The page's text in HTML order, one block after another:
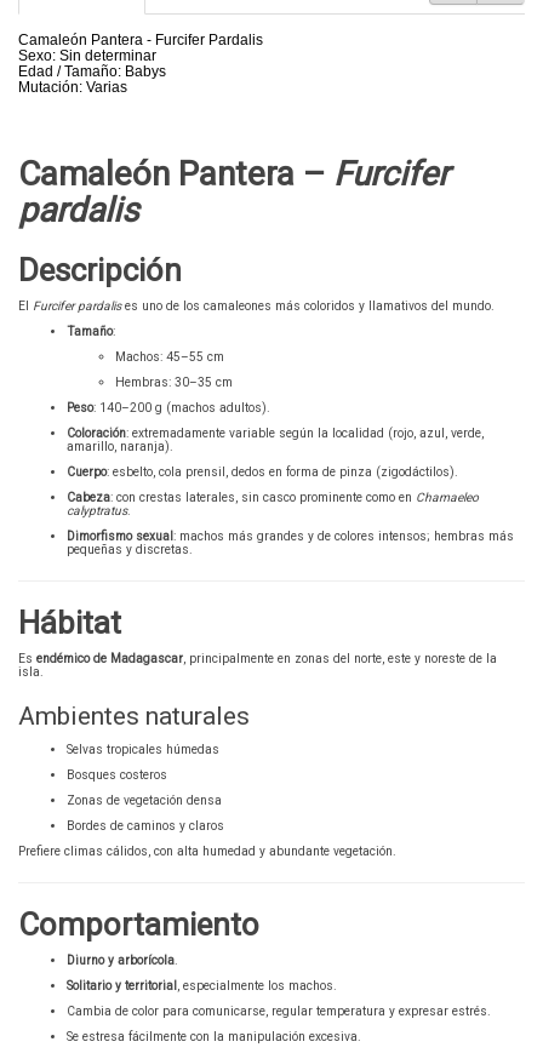
Camaleón Pantera - Furcifer Pardalis
Sexo: Sin determinar
Edad / Tamaño: Babys
Mutación: Varias
Camaleón Pantera – Furcifer
pardalis
Descripción
El Furcifer pardalises uno de los camaleones más coloridos y llamativos del mundo.
Tamaño:
Machos: 45–55 cm
Hembras: 30–35 cm
Peso: 140–200 g (machos adultos).
Coloración: extremadamente variable según la localidad (rojo, azul, verde,
amarillo, naranja).
Cuerpo: esbelto, cola prensil, dedos en forma de pinza (zigodáctilos).
Cabeza: con crestas laterales, sin casco prominente como en Chamaeleo
calyptratus.
Dimorfismo sexual : machos más grandes y de colores intensos; hembras más
pequeñas y discretas.
Hábitat
Es endémico de Madagascar , principalmente en zonas del norte, este y noreste de la
isla.
Ambientes naturales
Selvas tropicales húmedas
Bosques costeros
Zonas de vegetación densa
Bordes de caminos y claros
Prefiere climas cálidos, con alta humedad y abundante vegetación.
Comportamiento
Diurno y arborícola
Solitario y territorial
, especialmente los machos.
Cambia de color para comunicarse, regular temperatura y expresar estrés.
Se estresa fácilmente con la manipulación excesiva.